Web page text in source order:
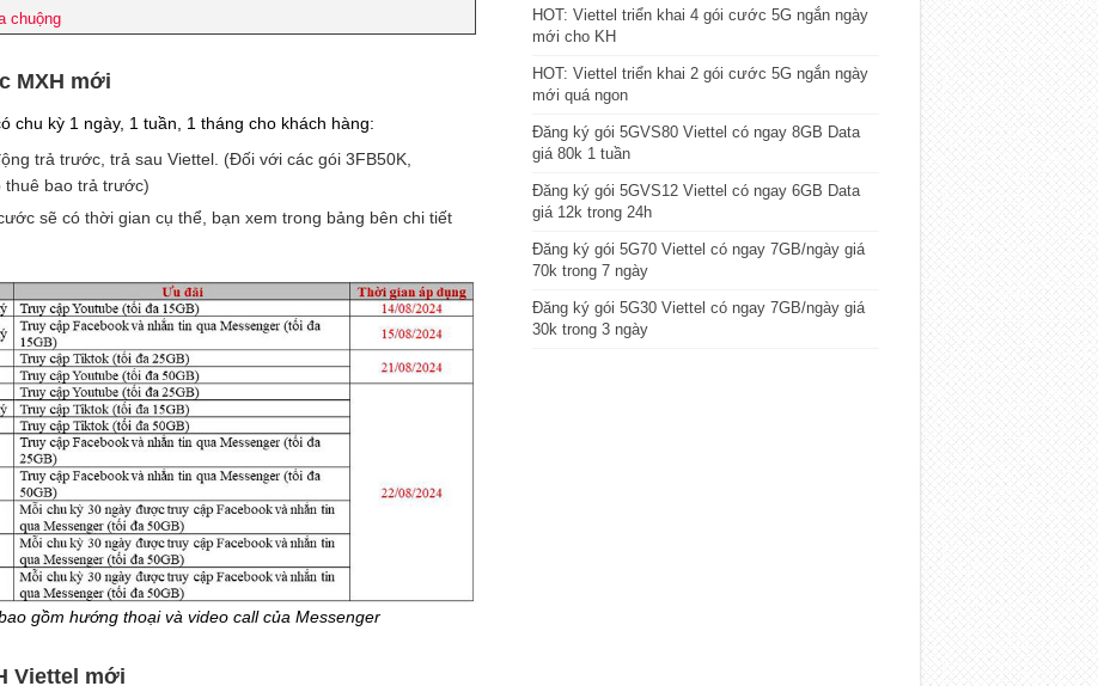
chuộng
MXH mới
chu kỳ 1 ngày, 1 tuần, 1 tháng cho khách hàng:
trả trước, trả sau Viettel. (Đối với các gói 3FB50K,
thuê bao trả trước)
sẽ có thời gian cụ thể, bạn xem trong bảng bên chi tiết
gồm hướng thoại và video call của Messenger
Viettel mới
HOT: Viettel triển khai 4 gói cước 5G ngắn ngày
mới cho KH
HOT: Viettel triển khai 2 gói cước 5G ngắn ngày
mới quá ngon
Đăng ký gói 5GVS80 Viettel có ngay 8GB Data
giá 80k 1 tuần
Đăng ký gói 5GVS12 Viettel có ngay 6GB Data
giá 12k trong 24h
Đăng ký gói 5G70 Viettel có ngay 7GB/ngày giá
70k trong 7 ngày
Đăng ký gói 5G30 Viettel có ngay 7GB/ngày giá
30k trong 3 ngày